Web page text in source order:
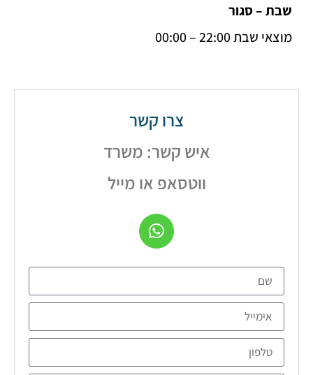
– סגור
22:00 – 00:00
צרו קשר
איש קשר: משרד
ווטסאפ או מייל